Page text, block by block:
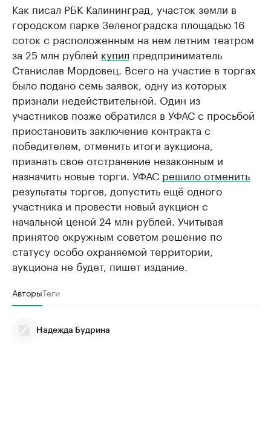
Как писал РБК Калининград, участок земли в
городском парке Зеленоградска площадью 16
соток с расположенным на нем летним театром
за 25 млн рублей купил предприниматель
Станислав Мордовец. Всего на участие в торгах
было подано семь заявок, одну из которых
признали недействительной. Один из
участников позже обратился в УФАС с просьбой
приостановить заключение контракта с
победителем, отменить итоги аукциона,
признать свое отстранение незаконным и
назначить новые торги. УФАС решило отменить
результаты торгов, допустить ещё одного
участника и провести новый аукцион с
начальной ценой 24 млн рублей. Учитывая
принятое окружным советом решение по
статусу особо охраняемой территории,
аукциона не будет, пишет издание.
АвторыТеги
Надежда Будрина